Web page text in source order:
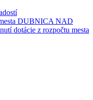
DUBNICA NAD
dotácie z rozpočtu mesta